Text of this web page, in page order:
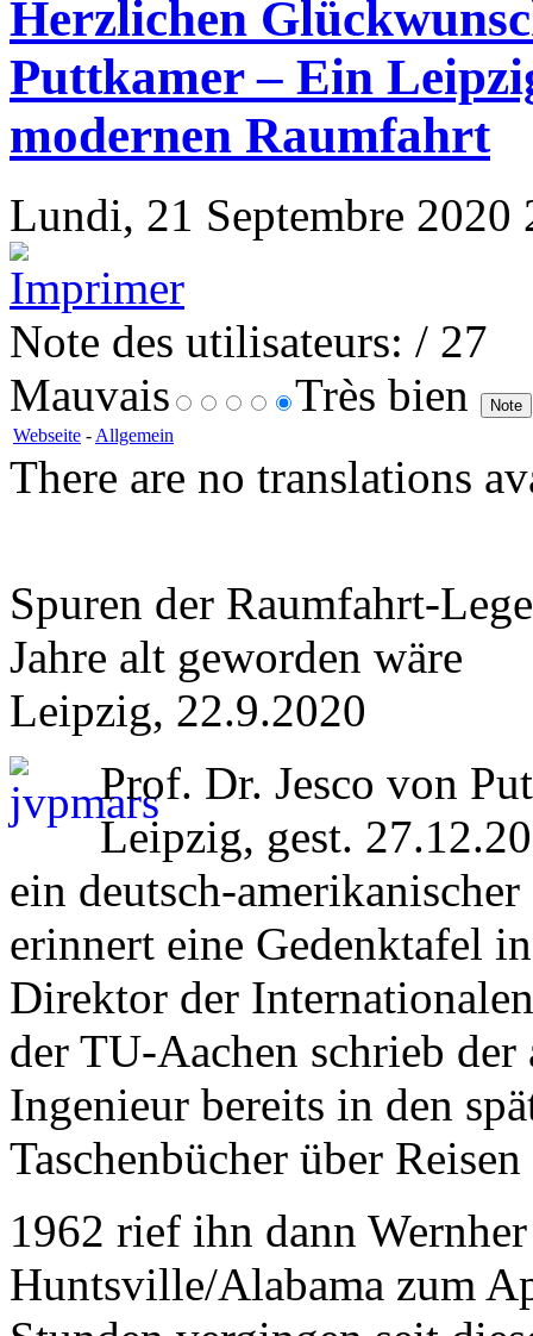
Herzlichen
Puttkamer – Ein
modernen Raumfahrt
Lundi, 21 Septembre
Note des utilisateurs: / 27
Mauvais
Très bien
Webseite - Allgemein
There are no translations
Spuren der Raumfahrt-
Jahre alt geworden wäre
Leipzig, 22.9.2020
Prof. Dr. Jesco von
Leipzig, gest.
ein deutsch-
erinnert eine Gedenktafel
Direktor der
der TU-Aachen schrieb der
Ingenieur bereits in den
Taschenbücher über
1962 rief ihn dann
Huntsville/Alabama zum